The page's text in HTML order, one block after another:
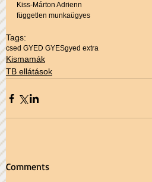
Kiss-Márton Adrienn
független munkaügyes
Tags:
csed GYED GYESgyed extra
Kismamák
TB ellátások
Comments